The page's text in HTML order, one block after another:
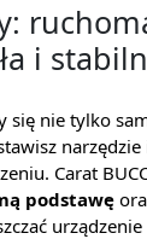
i
się nie tylko
Carat
podstawę